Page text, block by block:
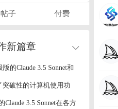
帖子 付费
新篇章
的Claude 3.5 Sonnet和
突破性的计算机使用功
3.5 Sonnet在各方